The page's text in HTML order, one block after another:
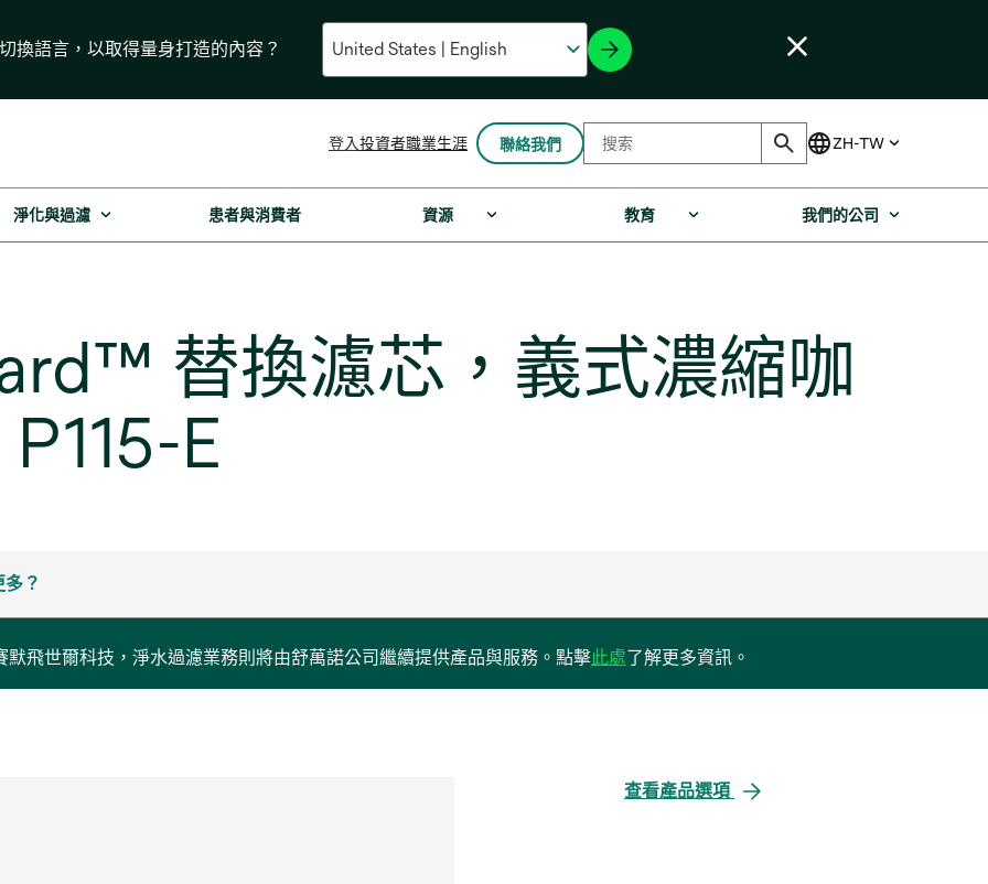
換語言，以取得量身打造的內容？
登入投資者在
標
職業生涯 聯絡我們
淨化與過濾 患者與消費者 資源 教育 我們的公司
替換濾芯，義式濃縮咖
E
？
飛世爾科技，淨水過濾業務則將由舒萬諾公司繼續提供產品與服務。點擊此處在
開
了解更多資訊。
查看產品選項